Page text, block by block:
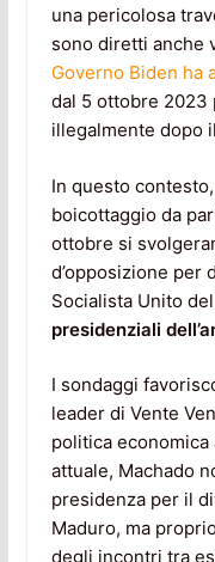
una pericolosa
sono diretti anche
Governo Biden ha
dal 5 ottobre 2023
illegalmente dopo
In questo
boicottaggio da
ottobre si
d’opposizione per
Socialista Unito
presidenziali
I sondaggi
leader di Vente
politica
attuale, Machado
presidenza per il
Maduro, ma
degli incontri tra